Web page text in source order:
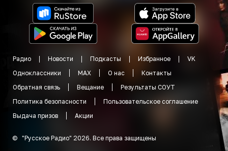
Радио Новости Подкасты Избранное
VK
Одноклассники
MAX О нас
Контакты
Обратная связь
Вещание
Результаты СОУТ
Политика безопасности
Пользовательское соглашение
Выдача призов
Акции
© "Русское Радио" 2026. Все права защищены